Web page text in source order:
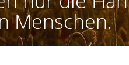
Menschen.